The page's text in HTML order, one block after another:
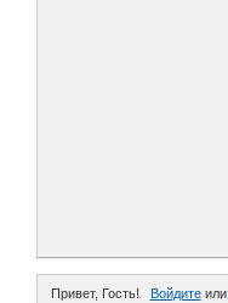
Привет, Гость! Войдитеили